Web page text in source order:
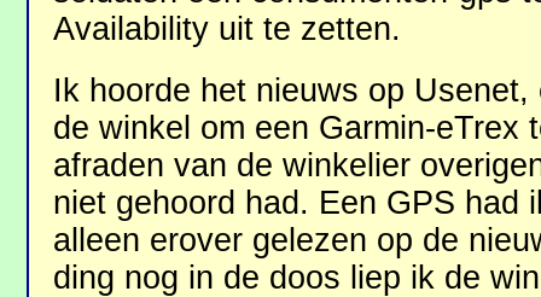
Availability uit te zetten.
Ik hoorde het nieuws op
de winkel om een Garmin-eTrex
afraden van de winkelier
niet gehoord had. Een GPS had
alleen erover gelezen op de
ding nog in de doos liep ik de